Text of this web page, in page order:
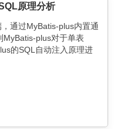
原理分析
通过MyBatis-plus内置通
MyBatis-plus对于单表
的SQL自动注入原理进